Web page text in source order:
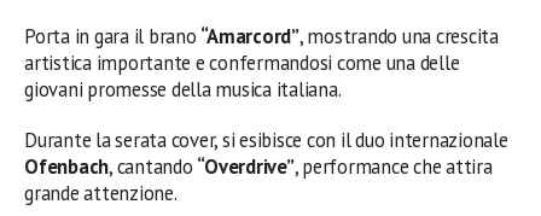
Porta in gara il brano “Amarcord”, mostrando una crescita
artistica importante e confermandosi come una delle
giovani promesse della musica italiana.
Durante la serata cover, si esibisce con il duo internazionale
Ofenbach, cantando “Overdrive”, performance che attira
grande attenzione.